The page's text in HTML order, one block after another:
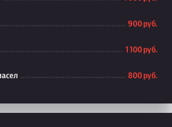
900 руб.
1 100 руб.
800 руб.